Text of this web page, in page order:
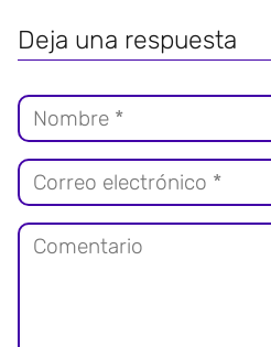
Deja una respuesta